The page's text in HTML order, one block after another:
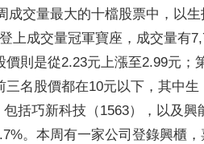
成交量最大的十檔股票中，以生
上成交量冠軍寶座，成交量有
則是從2.23元上漲至2.99元；
名股價都在10元以下，其中生
括巧新科技（1563），以及興
。本周有一家公司登錄興櫃，